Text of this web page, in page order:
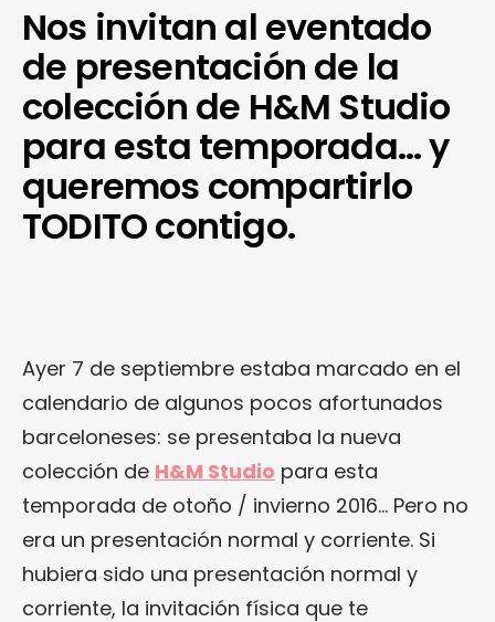
Nos invitan al eventado
de presentación de la
colección de H&M Studio
para esta temporada… y
queremos compartirlo
TODITO contigo.
Ayer 7 de septiembre estaba marcado en el
calendario de algunos pocos afortunados
barceloneses: se presentaba la nueva
colección de H&M Studio para esta
temporada de otoño / invierno 2016… Pero no
era un presentación normal y corriente. Si
hubiera sido una presentación normal y
corriente, la invitación física que te